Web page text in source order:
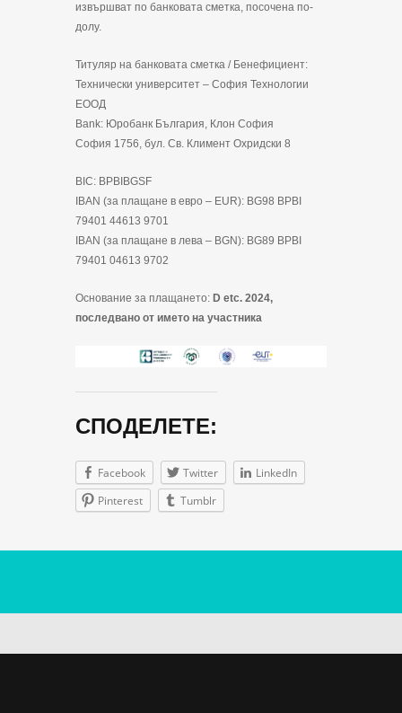
извършват по банковата сметка, посочена по-
долу.
Титуляр на банковата сметка / Бенефициент:
Технически университет – София Технологии
ЕООД
Bank: Юробанк България, Клон София
София 1756, бул. Св. Климент Охридски 8
BIC: BPBIBGSF
IBAN (за плащане в евро – EUR): BG98 BPBI
79401 44613 9701
IBAN (за плащане в лева – BGN): BG89 BPBI
79401 04613 9702
Основание за плащането: D etc. 2024,
последвано от името на участника
СПОДЕЛЕТЕ:
Facebook Twitter
LinkedIn
Pinterest
Tumblr